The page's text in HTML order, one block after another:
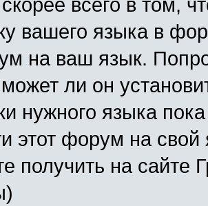
всего в том,
вашего языка в
на ваш язык.
ли он
нужного языка
этот форум на
получить на сайте